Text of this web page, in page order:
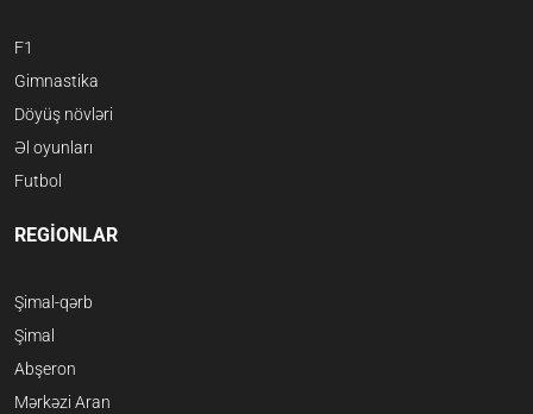
F1
Gimnastika
Döyüş növləri
Əl oyunları
Futbol
REGİONLAR
Şimal-qərb
Şimal
Abşeron
Mərkəzi Aran